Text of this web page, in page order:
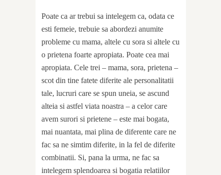
Poate ca ar trebui sa intelegem ca, odata ce
esti femeie, trebuie sa abordezi anumite
probleme cu mama, altele cu sora si altele cu
o prietena foarte apropiata. Poate cea mai
apropiata. Cele trei – mama, sora, prietena –
scot din tine fatete diferite ale personalitatii
tale, lucruri care se spun uneia, se ascund
alteia si astfel viata noastra – a celor care
avem surori si prietene – este mai bogata,
mai nuantata, mai plina de diferente care ne
fac sa ne simtim diferite, in la fel de diferite
combinatii. Si, pana la urma, ne fac sa
intelegem splendoarea si bogatia relatiilor